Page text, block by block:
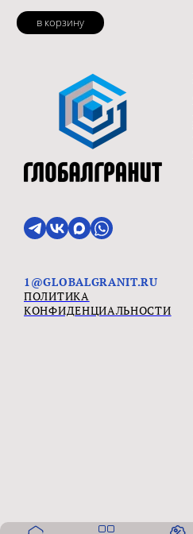
в корзину
1@GLOBALGRANIT.RU
ПОЛИТИКА
КОНФИДЕНЦИАЛЬНОСТИ